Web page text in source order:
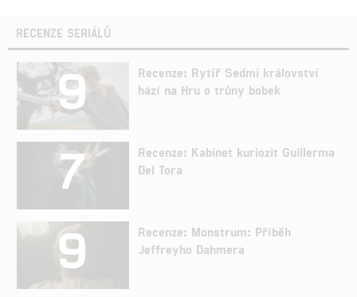
RECENZE SERIÁLŮ
9
Recenze: Rytíř Sedmi království
hází na Hru o trůny bobek
7
Recenze: Kabinet kuriozit Guillerma
Del Tora
9
Recenze: Monstrum: Příběh
Jeffreyho Dahmera